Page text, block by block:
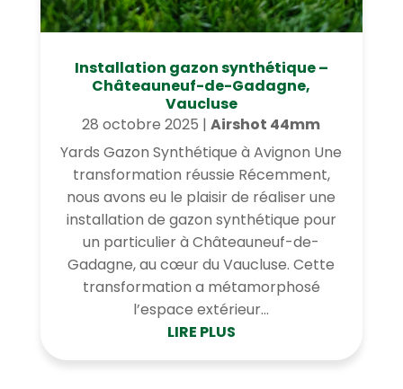
Installation gazon synthétique –
Châteauneuf-de-Gadagne,
Vaucluse
28 octobre 2025 |Airshot 44mm
Yards Gazon Synthétique à Avignon Une
transformation réussie Récemment,
nous avons eu le plaisir de réaliser une
installation de gazon synthétique pour
un particulier à Châteauneuf-de-
Gadagne, au cœur du Vaucluse. Cette
transformation a métamorphosé
l’espace extérieur...
LIRE PLUS